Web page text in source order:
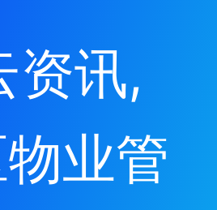
资讯
业管